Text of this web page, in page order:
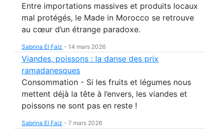
Entre importations massives et produits locaux
mal protégés, le Made in Morocco se retrouve
au cœur d’un étrange paradoxe.
Sabrina El Faiz - 14 mars 2026
Viandes, poissons : la danse des prix
ramadanesques
Consommation - Si les fruits et légumes nous
mettent déjà la tête à l’envers, les viandes et
poissons ne sont pas en reste !
Sabrina El Faiz - 7 mars 2026